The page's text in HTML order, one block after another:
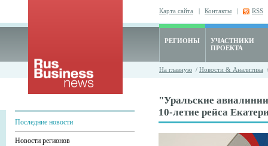
Карта сайта | Контакты | RSS
РЕГИОНЫ
УЧАСТНИКИ
ПРОЕКТА
На главную / Новости & Аналитика
Последние новости
Новости регионов
"Уральские
10-летие рейса